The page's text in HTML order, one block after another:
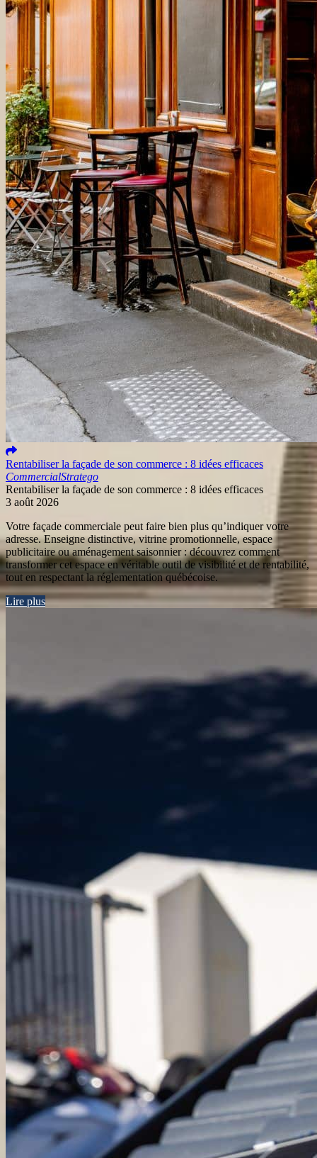
Rentabiliser la façade de son commerce : 8 idées efficaces
CommercialStratego
Rentabiliser la façade de son commerce : 8 idées efficaces
3 août 2026
Votre façade commerciale peut faire bien plus qu’indiquer votre
adresse. Enseigne distinctive, vitrine promotionnelle, espace
publicitaire ou aménagement saisonnier : découvrez comment
transformer cet espace en véritable outil de visibilité et de rentabilité,
tout en respectant la réglementation québécoise.
Lire plus